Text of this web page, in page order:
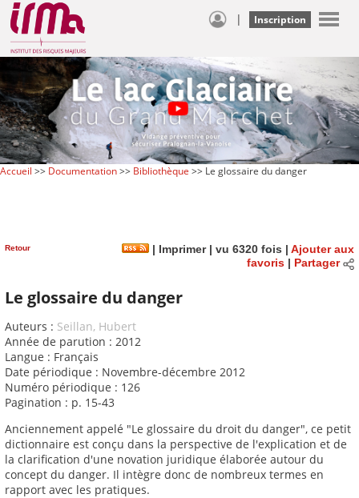
| Inscription
Accueil >> Documentation>> Bibliothèque >> Le glossaire du danger
Retour | Imprimer| vu 6320 fois | Ajouter aux
favoris| Partager
Le glossaire du danger
Auteurs : Seillan, Hubert
Année de parution : 2012
Langue : Français
Date périodique : Novembre-décembre 2012
Numéro périodique : 126
Pagination : p. 15-43
Anciennement appelé "Le glossaire du droit du danger", ce petit
dictionnaire est conçu dans la perspective de l'explication et de
la clarification d'une novation juridique élaborée autour du
concept du danger. Il intègre donc de nombreux termes en
rapport avec les pratiques.